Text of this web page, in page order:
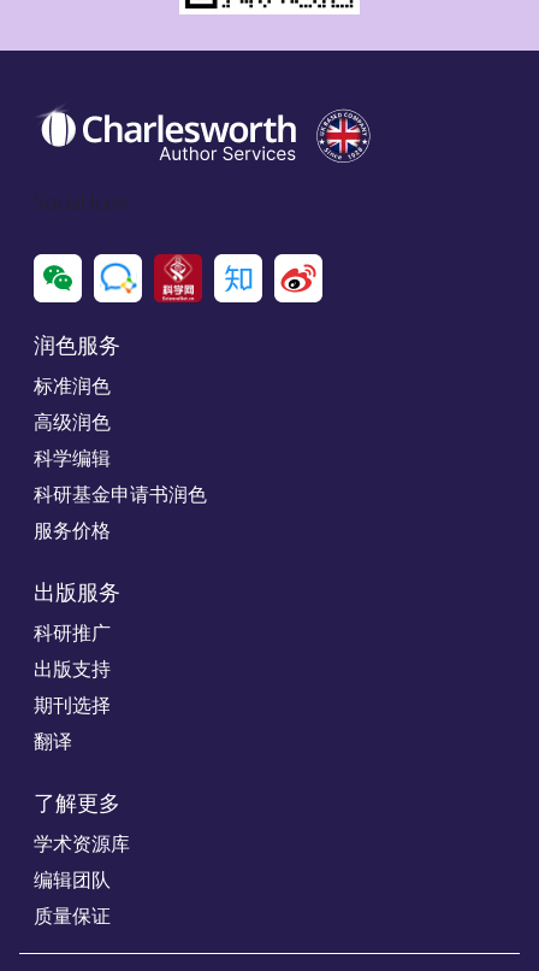
Social Icon
润色服务
标准润色
高级润色
科学编辑
科研基金申请书润色
服务价格
出版服务
科研推广
出版支持
期刊选择
翻译
了解更多
学术资源库
编辑团队
质量保证